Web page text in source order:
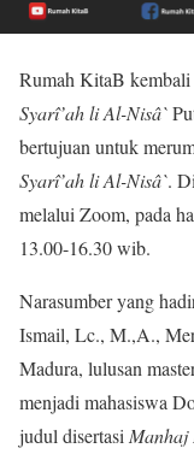
Rumah KitaB kembali
Syarî’ahli Al-Nisâ`
bertujuan untuk
Syarî’ahli Al-Nisâ`.
melalui Zoom, pada
13.00-16.30 wib.
Narasumber yang
Ismail, Lc., M.,A.,
Madura, lulusan
menjadi mahasiswa
judul disertasi Manhaj